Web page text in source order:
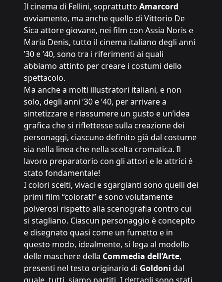
Il cinema di Fellini, soprattutto Amarcord
ovviamente, ma anche quello di Vittorio De
Sica attore giovane, nei film con Assia Noris e
Maria Denis, tutto il cinema italiano degli anni
’30 e ’40, sono tra i riferimenti ai quali
abbiamo attinto per creare i costumi dello
spettacolo.
Ma anche a molti illustratori italiani, e non
solo, degli anni ’30 e ’40, per arrivare a
sintetizzare e riassumere un gusto e un’idea
grafica che si riflettesse sulla creazione dei
personaggi, ciascuno definito già dal costume
sia nella linea che nella scelta cromatica. Il
lavoro preparatorio con gli attori e le attrici è
stato fondamentale!
I colori scelti, vivaci e sgargianti sono quelli dei
primi film “colorati” e sono volutamente
polverosi rispetto alla scenografia contro cui
si stagliano. Ciascun personaggio è concepito
e disegnato quasi come un fumetto e in
questo modo, idealmente, si lega al modello
delle maschere della Commedia dell’Arte,
presenti nel testo originario di Goldoni dal